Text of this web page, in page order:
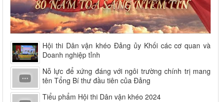
Hội thi Dân vận khéo Đảng ủy Khối các cơ quan và
Doanh nghiệp tỉnh
Nỗ lực để xứng đáng với ngôi trường chính trị mang
tên Tổng Bí thư đầu tiên của Đảng
Tiểu phẩm Hội thi Dân vận khéo 2024